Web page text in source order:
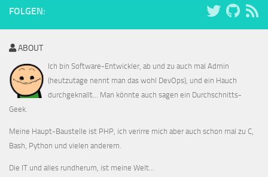
FOLGEN:
ABOUT
Ich bin Software-Entwickler, ab und zu auch mal Admin
(heutzutage nennt man das wohl DevOps), und ein Hauch
durchgeknallt... Man könnte auch sagen ein Durchschnitts-
Geek.
Meine Haupt-Baustelle ist PHP, ich verirre mich aber auch schon mal zu C,
Bash, Python und vielen anderem.
Die IT und alles rundherum, ist meine Welt...